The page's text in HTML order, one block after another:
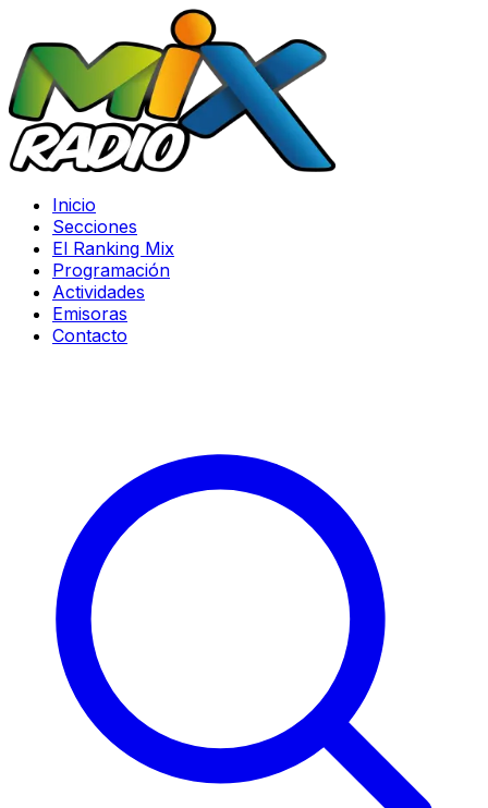
Inicio
Secciones
El Ranking Mix
Programación
Actividades
Emisoras
Contacto